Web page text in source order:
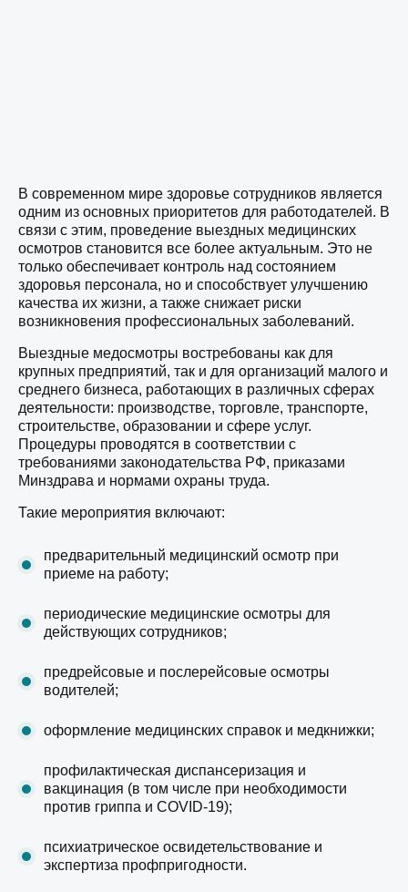
В современном мире здоровье сотрудников является
одним из основных приоритетов для работодателей. В
связи с этим, проведение выездных медицинских
осмотров становится все более актуальным. Это не
только обеспечивает контроль над состоянием
здоровья персонала, но и способствует улучшению
качества их жизни, а также снижает риски
возникновения профессиональных заболеваний.
Выездные медосмотры востребованы как для
крупных предприятий, так и для организаций малого и
среднего бизнеса, работающих в различных сферах
деятельности: производстве, торговле, транспорте,
строительстве, образовании и сфере услуг.
Процедуры проводятся в соответствии с
требованиями законодательства РФ, приказами
Минздрава и нормами охраны труда.
Такие мероприятия включают:
предварительный медицинский осмотр при
приеме на работу;
периодические медицинские осмотры для
действующих сотрудников;
предрейсовые и послерейсовые осмотры
водителей;
оформление медицинских справок и медкнижки;
профилактическая диспансеризация и
вакцинация (в том числе при необходимости
против гриппа и COVID-19);
психиатрическое освидетельствование и
экспертиза профпригодности.